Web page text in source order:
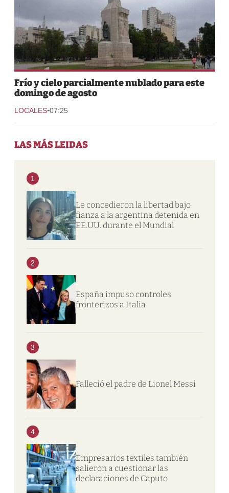
Frío y cielo parcialmente nublado para este
domingo de agosto
LOCALES-07:25
LAS MÁS LEIDAS
1
Le concedieron la libertad bajo
fianza a la argentina detenida en
EE.UU. durante el Mundial
2
España impuso controles
fronterizos a Italia
3
Falleció el padre de Lionel Messi
4
Empresarios textiles también
salieron a cuestionar las
declaraciones de Caputo